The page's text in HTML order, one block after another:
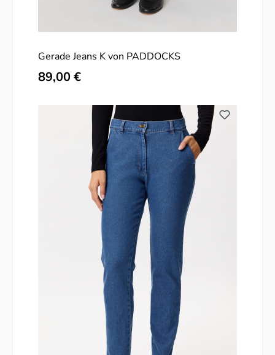
Gerade Jeans K von PADDOCKS
Regulärer Preis:
89,00 €